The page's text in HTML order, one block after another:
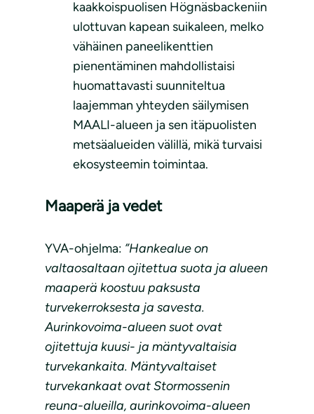
kaakkoispuolisen Högnäsbackeniin
ulottuvan kapean suikaleen, melko
vähäinen paneelikenttien
pienentäminen mahdollistaisi
huomattavasti suunniteltua
laajemman yhteyden säilymisen
MAALI-alueen ja sen itäpuolisten
metsäalueiden välillä, mikä turvaisi
ekosysteemin toimintaa.
Maaperä ja vedet
YVA-ohjelma: ”Hankealue on
valtaosaltaan ojitettua suota ja alueen
maaperä koostuu paksusta
turvekerroksesta ja savesta.
Aurinkovoima-alueen suot ovat
ojitettuja kuusi- ja mäntyvaltaisia
turvekankaita. Mäntyvaltaiset
turvekankaat ovat Stormossenin
reuna-alueilla, aurinkovoima-alueen